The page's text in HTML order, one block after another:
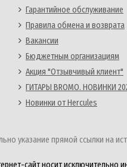
Гарантийное обслуживание
Правила обмена и возврата
Вакансии
Бюджетным организациям
Акция "Отзывчивый клиент"
ГИТАРЫ BROMO. НОВИНКИ
Новинки от Hercules
указание прямой ссылки на
сайт носит исключительно